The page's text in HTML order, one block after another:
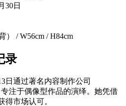
30日
） / W56cm / H84cm
录
日通过著名内容制作公司
注于偶像型作品的演绎。她凭借
得市场认可。